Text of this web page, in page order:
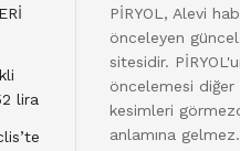
lira
PİRYOL, Alevi
önceleyen
sitesidir.
öncelemesi
kesimleri
anlamına